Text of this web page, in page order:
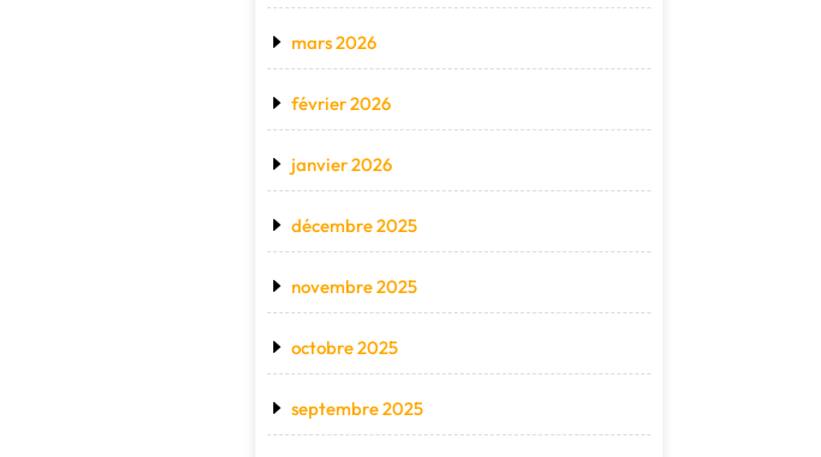
mars 2026
février 2026
janvier 2026
décembre 2025
novembre 2025
octobre 2025
septembre 2025